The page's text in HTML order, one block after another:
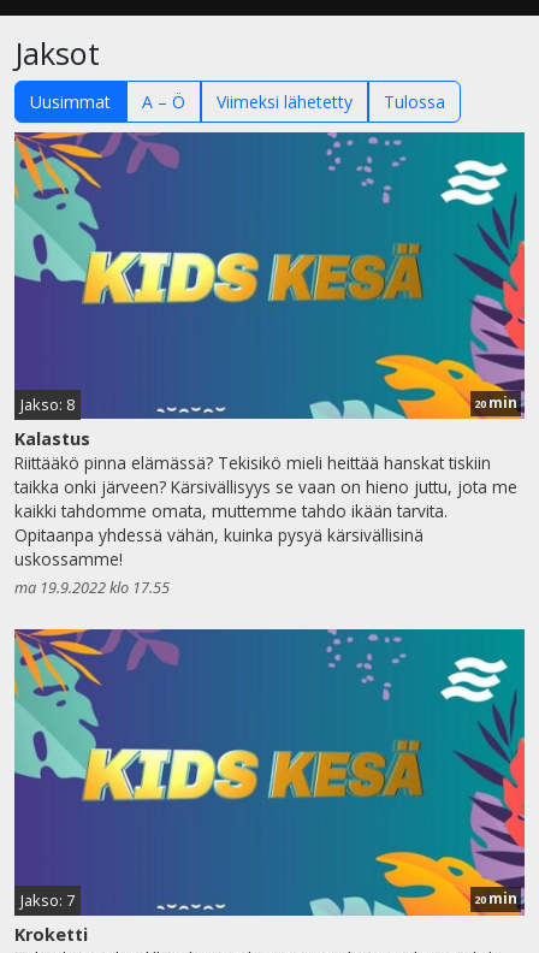
Jaksot
Uusimmat A – Ö Viimeksi lähetetty Tulossa
Jakso: 8 20min
Kalastus
Riittääkö pinna elämässä? Tekisikö mieli heittää hanskat tiskiin
taikka onki järveen? Kärsivällisyys se vaan on hieno juttu, jota me
kaikki tahdomme omata, muttemme tahdo ikään tarvita.
Opitaanpa yhdessä vähän, kuinka pysyä kärsivällisinä
uskossamme!
ma 19.9.2022 klo 17.55
Jakso: 7 20min
Kroketti